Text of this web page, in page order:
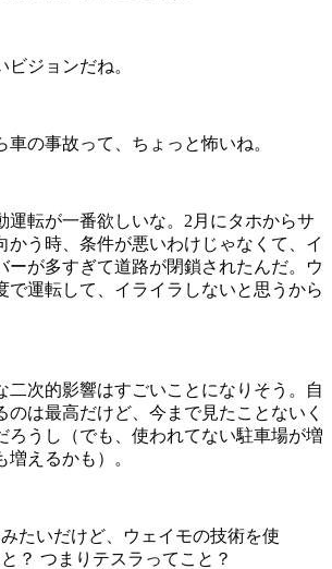
ジョンだね。
の事故って、ちょっと怖いね。
運転が一番欲しいな。2月にタホからサ
かう時、条件が悪いわけじゃなくて、イ
ーが多すぎて道路が閉鎖されたんだ。ウ
で運転して、イライラしないと思うから
二次的影響はすごいことになりそう。自
のは最高だけど、今まで見たことないく
ろうし（でも、使われてない駐車場が増
増えるかも）。
たいだけど、ウェイモの技術を使
？ つまりテスラってこと？